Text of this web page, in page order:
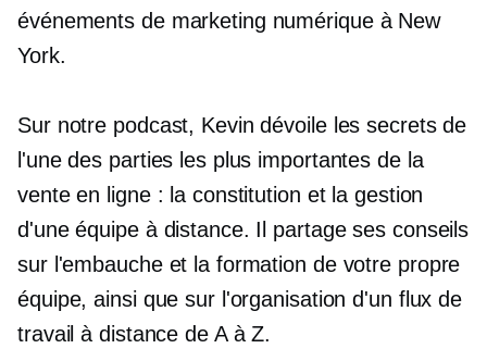
événements de marketing numérique à New
York.
Sur notre podcast, Kevin dévoile les secrets de
l'une des parties les plus importantes de la
vente en ligne : la constitution et la gestion
d'une équipe à distance. Il partage ses conseils
sur l'embauche et la formation de votre propre
équipe, ainsi que sur l'organisation d'un flux de
travail à distance de A à Z.